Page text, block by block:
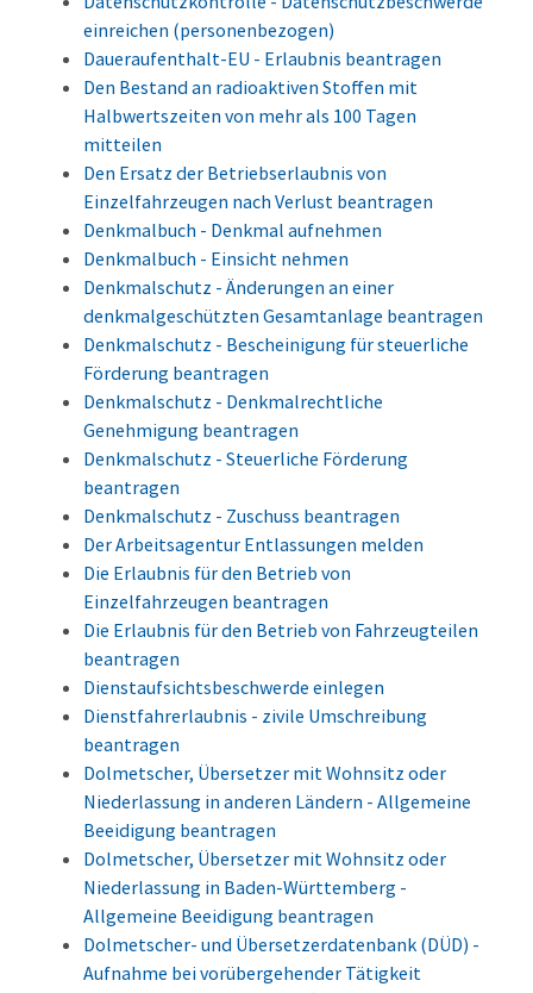
einreichen (personenbezogen)
Daueraufenthalt-EU - Erlaubnis beantragen
Den Bestand an radioaktiven Stoffen mit
Halbwertszeiten von mehr als 100 Tagen
mitteilen
Den Ersatz der Betriebserlaubnis von
Einzelfahrzeugen nach Verlust beantragen
Denkmalbuch - Denkmal aufnehmen
Denkmalbuch - Einsicht nehmen
Denkmalschutz - Änderungen an einer
denkmalgeschützten Gesamtanlage beantragen
Denkmalschutz - Bescheinigung für steuerliche
Förderung beantragen
Denkmalschutz - Denkmalrechtliche
Genehmigung beantragen
Denkmalschutz - Steuerliche Förderung
beantragen
Denkmalschutz - Zuschuss beantragen
Der Arbeitsagentur Entlassungen melden
Die Erlaubnis für den Betrieb von
Einzelfahrzeugen beantragen
Die Erlaubnis für den Betrieb von Fahrzeugteilen
beantragen
Dienstaufsichtsbeschwerde einlegen
Dienstfahrerlaubnis - zivile Umschreibung
beantragen
Dolmetscher, Übersetzer mit Wohnsitz oder
Niederlassung in anderen Ländern - Allgemeine
Beeidigung beantragen
Dolmetscher, Übersetzer mit Wohnsitz oder
Niederlassung in Baden-Württemberg -
Allgemeine Beeidigung beantragen
Dolmetscher- und Übersetzerdatenbank (DÜD) -
Aufnahme bei vorübergehender Tätigkeit